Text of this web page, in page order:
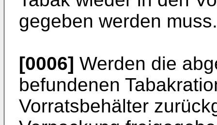
gegeben werden muss.
[0006] Werden die
befundenen
Vorratsbehälter